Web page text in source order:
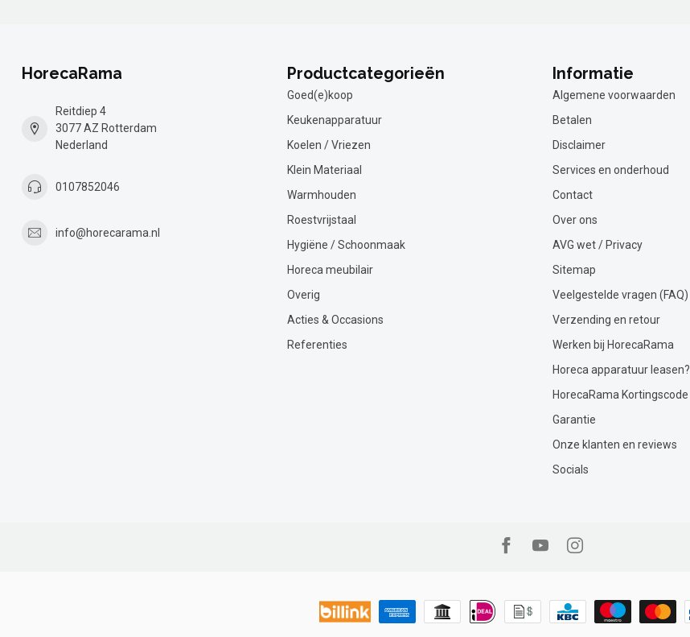
HorecaRama
Reitdiep 4
3077 AZ Rotterdam
Nederland
0107852046
info@horecarama.nl
Productcategorieën
Goed(e)koop
Keukenapparatuur
Koelen / Vriezen
Klein Materiaal
Warmhouden
Roestvrijstaal
Hygiëne / Schoonmaak
Horeca meubilair
Overig
Acties & Occasions
Referenties
Informatie
Algemene voorwaarden
Betalen
Disclaimer
Services en onderhoud
Contact
Over ons
AVG wet / Privacy
Sitemap
Veelgestelde vragen (FAQ)
Verzending en retour
Werken bij HorecaRama
Horeca apparatuur leasen?
HorecaRama Kortingscode
Garantie
Onze klanten en reviews
Socials